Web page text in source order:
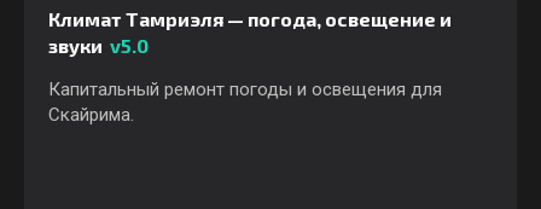
Климат Тамриэля — погода, освещение и
звуки v5.0
Капитальный ремонт погоды и освещения для
Скайрима.